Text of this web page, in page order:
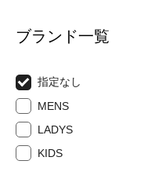
ブランド一覧
指定なし
MENS
LADYS
KIDS